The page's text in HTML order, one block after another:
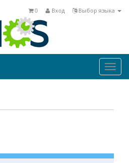
Выбор языка
Вход
0